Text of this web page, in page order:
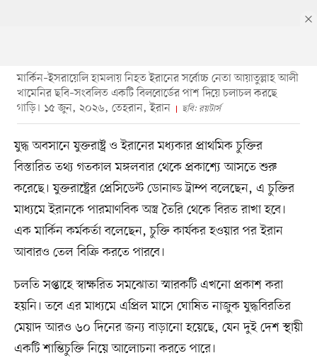
মার্কিন–ইসরায়েলি হামলায় নিহত ইরানের সর্বোচ্চ নেতা আয়াতুল্লাহ আলী
খামেনির ছবি–সংবলিত একটি বিলবোর্ডের পাশ দিয়ে চলাচল করছে
গাড়ি। ১৫ জুন, ২০২৬, তেহরান, ইরান
ছবি: রয়টার্স
যুদ্ধ অবসানে যুক্তরাষ্ট্র ও ইরানের মধ্যকার প্রাথমিক চুক্তির
বিস্তারিত তথ্য গতকাল মঙ্গলবার থেকে প্রকাশ্যে আসতে শুরু
করেছে। যুক্তরাষ্ট্রের প্রেসিডেন্ট ডোনাল্ড ট্রাম্প বলেছেন, এ চুক্তির
মাধ্যমে ইরানকে পারমাণবিক অস্ত্র তৈরি থেকে বিরত রাখা হবে।
এক মার্কিন কর্মকর্তা বলেছেন, চুক্তি কার্যকর হওয়ার পর ইরান
আবারও তেল বিক্রি করতে পারবে।
চলতি সপ্তাহে স্বাক্ষরিত সমঝোতা স্মারকটি এখনো প্রকাশ করা
হয়নি। তবে এর মাধ্যমে এপ্রিল মাসে ঘোষিত নাজুক যুদ্ধবিরতির
মেয়াদ আরও ৬০ দিনের জন্য বাড়ানো হয়েছে, যেন দুই দেশ স্থায়ী
একটি শান্তিচুক্তি নিয়ে আলোচনা করতে পারে।